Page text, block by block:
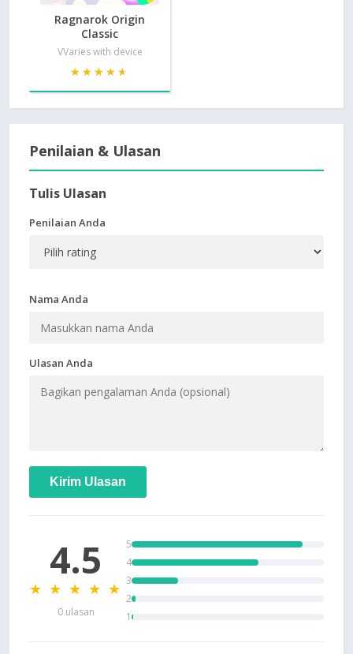
Ragnarok Origin
Classic
VVaries with device
★★★★★
★★★★★
Penilaian & Ulasan
Tulis Ulasan
Penilaian Anda
Nama Anda
Ulasan Anda
Kirim Ulasan
4.5
★ ★ ★ ★ ★
0 ulasan
5
4
3
2
1